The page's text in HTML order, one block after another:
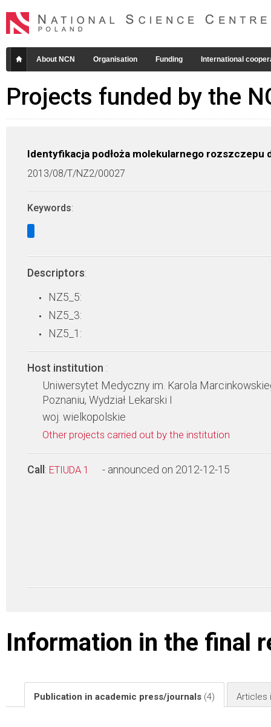
About NCN Organisation Funding International
Projects funded by the
Identyfikacja podłoża molekularnego rozszczepu
2013/08/T/NZ2/00027
Keywords:
Descriptors:
NZ5_5:
NZ5_3:
NZ5_1:
Host institution :
Uniwersytet Medyczny im. Karola
Poznaniu, Wydział Lekarski I
woj. wielkopolskie
Other projects carried out by the institution
Call : ETIUDA 1 - announced on 2012-12-15
Information in the final
Publication in academic press/journals (4) Articles